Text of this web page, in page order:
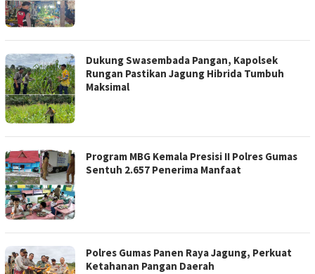
Dukung Swasembada Pangan, Kapolsek
Rungan Pastikan Jagung Hibrida Tumbuh
Maksimal
Program MBG Kemala Presisi II Polres Gumas
Sentuh 2.657 Penerima Manfaat
Polres Gumas Panen Raya Jagung, Perkuat
Ketahanan Pangan Daerah